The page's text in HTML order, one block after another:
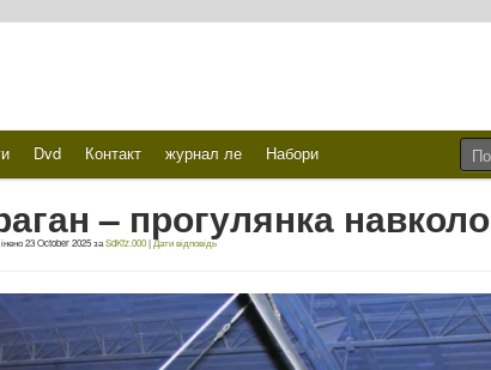
Dvd Контакт журнал ле Набори
– прогулянка навколо
23 October 2025заSdKfz.000|Дати відповідь